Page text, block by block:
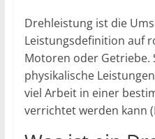
Drehleistung ist die
Leistungsdefinition auf
Motoren oder Getriebe.
physikalische
viel Arbeit in einer
verrichtet werden kann